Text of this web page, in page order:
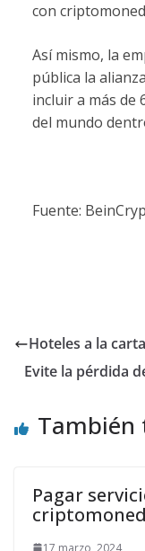
con
Así mismo, la
pública la
incluir a más de
del mundo
Fuente:
Hoteles a la
Evite la pérdida
También
Pagar
17 marzo, 2024